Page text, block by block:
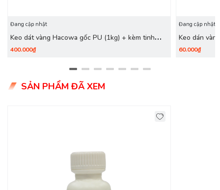
Đang cập nhật
Keo dát vàng Hacowa gốc PU (1kg) + kèm tinh
màu pha keo
400.000₫
Đang cập nhật
Keo dán
60.000₫
SẢN PHẨM ĐÃ XEM